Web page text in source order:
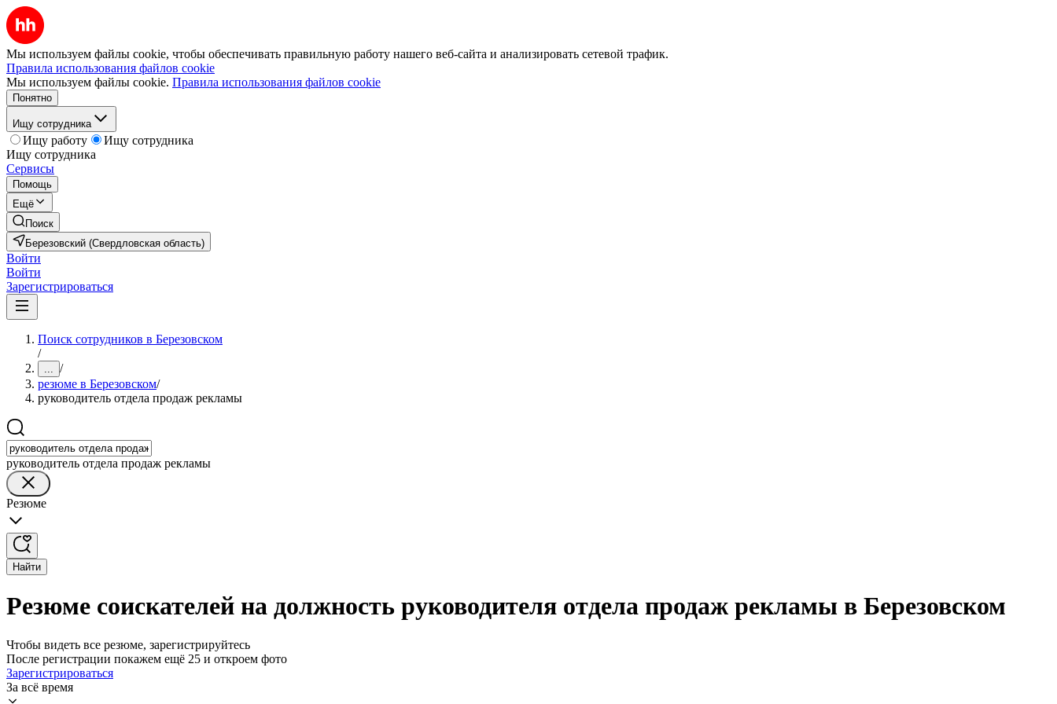
Мы используем файлы cookie, чтобы обеспечивать правильную работу нашего веб-сайта и анализировать сетевой трафик.
Правила использования файлов cookie
Мы используем файлы cookie. Правила использования файлов cookie
Понятно
Ищу сотрудника
Ищу работу
Ищу сотрудника
Ищу сотрудника
Сервисы
Помощь
Ещё
Поиск
Березовский (Свердловская область)
Войти
Войти
Зарегистрироваться
Поиск сотрудников в Березовском
/
... /
резюме в Березовском/
руководитель отдела продаж рекламы
руководитель отдела продаж рекламы
Резюме
Найти
Резюме соискателей на должность руководителя отдела продаж рекламы в Березовском
Чтобы видеть все резюме, зарегистрируйтесь
После регистрации покажем ещё 25 и откроем фото
Зарегистрироваться
За всё время